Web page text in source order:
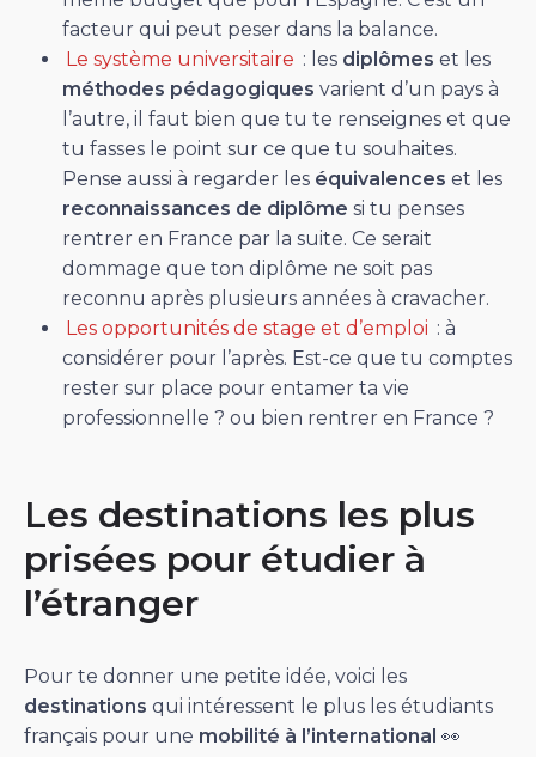
facteur qui peut peser dans la balance.
Le système universitaire : les diplômes et les
méthodes pédagogiques varient d’un pays à
l’autre, il faut bien que tu te renseignes et que
tu fasses le point sur ce que tu souhaites.
Pense aussi à regarder les équivalences et les
reconnaissances de diplôme si tu penses
rentrer en France par la suite. Ce serait
dommage que ton diplôme ne soit pas
reconnu après plusieurs années à cravacher.
Les opportunités de stage et d’emploi : à
considérer pour l’après. Est-ce que tu comptes
rester sur place pour entamer ta vie
professionnelle ? ou bien rentrer en France ?
Les destinations les plus
prisées pour étudier à
l’étranger
Pour te donner une petite idée, voici les
destinations qui intéressent le plus les étudiants
français pour une mobilité à l’international 👀